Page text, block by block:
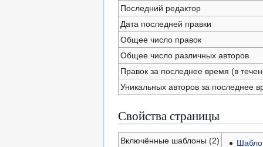
Последний редактор
Дата последней правки
Общее число правок
Общее число различных авторов
Правок за последнее время (в
Уникальных авторов за последнее
Свойства страницы
Включённые шаблоны (2)